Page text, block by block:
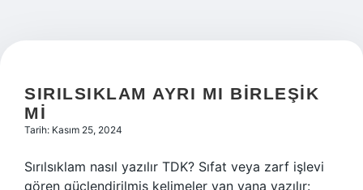
SIRILSIKLAM AYRI MI BIRLEŞIK
MI
Tarih: Kasım 25, 2024
Sırılsıklam nasıl yazılır TDK? Sıfat veya zarf işlevi
gören güçlendirilmiş kelimeler yan yana yazılır: